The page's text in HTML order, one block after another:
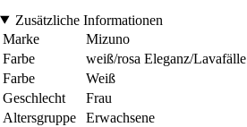
Zusätzliche Informationen
Marke
Mizuno
Farbe
weiß/rosa Eleganz/Lavafälle
Farbe
Weiß
Geschlecht
Frau
Altersgruppe
Erwachsene